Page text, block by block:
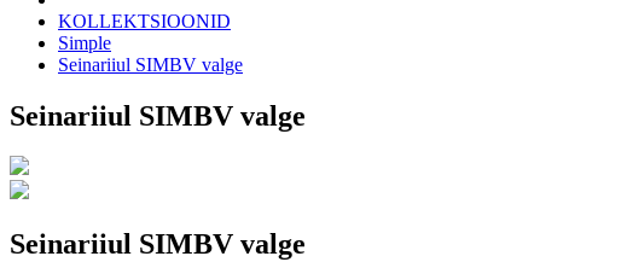
KOLLEKTSIOONID
Simple
Seinariiul SIMBV valge
Seinariiul SIMBV valge
Seinariiul SIMBV valge